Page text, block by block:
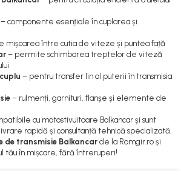
– componente esențiale în cuplarea și
mișcarea între cutia de viteze și puntea față
– permite schimbarea treptelor de viteză
– pentru transfer lin al puterii în transmisia
– rulmenți, garnituri, flanșe și elemente de
cu motostivuitoare Balkancar și sunt
rapidă și consultanță tehnică specializată.
de transmisie Balkancar de la Romgir.ro și
tău în mișcare, fără întreruperi!